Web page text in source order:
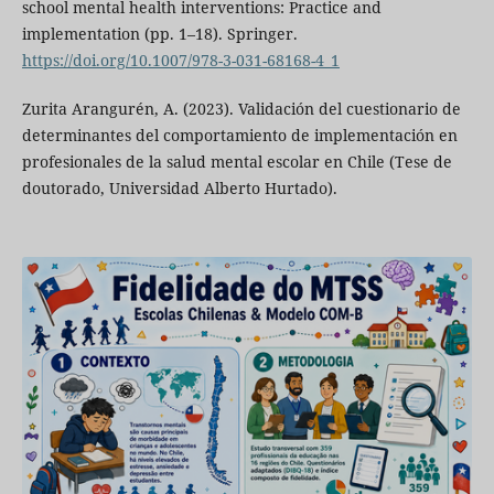
school mental health interventions: Practice and
implementation (pp. 1–18). Springer.
https://doi.org/10.1007/978-3-031-68168-4_1
Zurita Arangurén, A. (2023). Validación del cuestionario de
determinantes del comportamiento de implementación en
profesionales de la salud mental escolar en Chile (Tese de
doutorado, Universidad Alberto Hurtado).